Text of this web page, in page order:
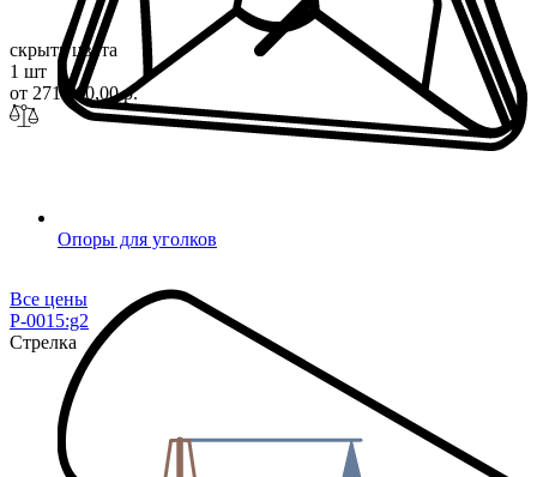
Опоры для уголков
скрыть цвета
1 шт
от 271 100,00 р.
Все цены
P-0015:g2
Стрелка